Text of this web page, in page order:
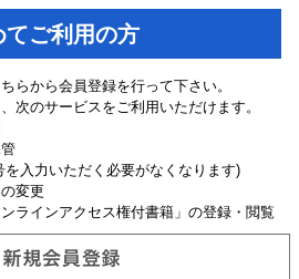
てご利用の方
らから会員登録を行って下さい。
次のサービスをご利用いただけます。
入力いただく必要がなくなります)
変更
ラインアクセス権付書籍」の登録・閲覧